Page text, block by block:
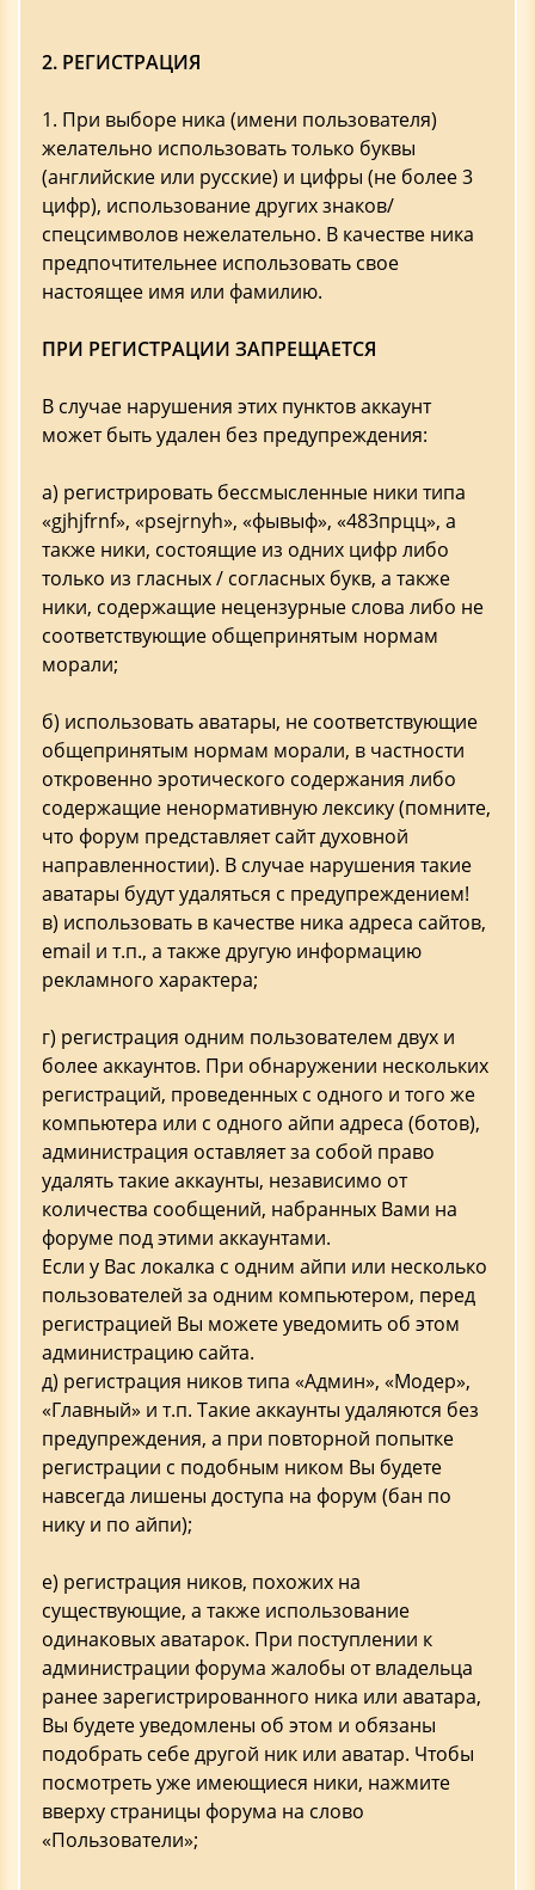
2. РЕГИСТРАЦИЯ
1. При выборе ника (имени пользователя)
желательно использовать только буквы
(английские или русские) и цифры (не более 3
цифр), использование других знаков/
спецсимволов нежелательно. В качестве ника
предпочтительнее использовать свое
настоящее имя или фамилию.
ПРИ РЕГИСТРАЦИИ ЗАПРЕЩАЕТСЯ
В случае нарушения этих пунктов аккаунт
может быть удален без предупреждения:
а) регистрировать бессмысленные ники типа
«gjhjfrnf», «psejrnyh», «фывыф», «483прцц», а
также ники, состоящие из одних цифр либо
только из гласных / согласных букв, а также
ники, содержащие нецензурные слова либо не
соответствующие общепринятым нормам
морали;
б) использовать аватары, не соответствующие
общепринятым нормам морали, в частности
откровенно эротического содержания либо
содержащие ненормативную лексику (помните,
что форум представляет сайт духовной
направленностии). В случае нарушения такие
аватары будут удаляться с предупреждением!
в) использовать в качестве ника адреса сайтов,
email и т.п., а также другую информацию
рекламного характера;
г) регистрация одним пользователем двух и
более аккаунтов. При обнаружении нескольких
регистраций, проведенных с одного и того же
компьютера или с одного айпи адреса (ботов),
администрация оставляет за собой право
удалять такие аккаунты, независимо от
количества сообщений, набранных Вами на
форуме под этими аккаунтами.
Если у Вас локалка с одним айпи или несколько
пользователей за одним компьютером, перед
регистрацией Вы можете уведомить об этом
администрацию сайта.
д) регистрация ников типа «Админ», «Модер»,
«Главный» и т.п. Такие аккаунты удаляются без
предупреждения, а при повторной попытке
регистрации с подобным ником Вы будете
навсегда лишены доступа на форум (бан по
нику и по айпи);
е) регистрация ников, похожих на
существующие, а также использование
одинаковых аватарок. При поступлении к
администрации форума жалобы от владельца
ранее зарегистрированного ника или аватара,
Вы будете уведомлены об этом и обязаны
подобрать себе другой ник или аватар. Чтобы
посмотреть уже имеющиеся ники, нажмите
вверху страницы форума на слово
«Пользователи»;